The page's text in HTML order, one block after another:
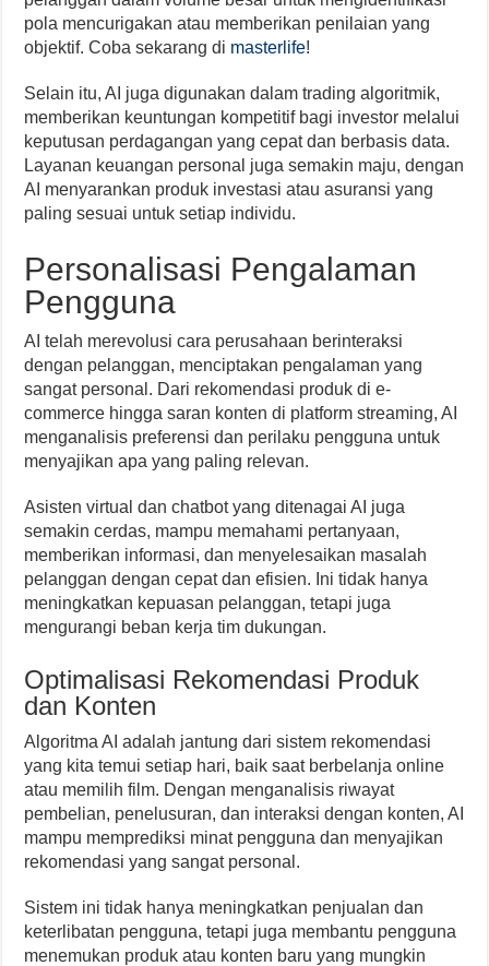
pola mencurigakan atau memberikan penilaian yang
objektif. Coba sekarang di masterlife!
Selain itu, AI juga digunakan dalam trading algoritmik,
memberikan keuntungan kompetitif bagi investor melalui
keputusan perdagangan yang cepat dan berbasis data.
Layanan keuangan personal juga semakin maju, dengan
AI menyarankan produk investasi atau asuransi yang
paling sesuai untuk setiap individu.
Personalisasi Pengalaman
Pengguna
AI telah merevolusi cara perusahaan berinteraksi
dengan pelanggan, menciptakan pengalaman yang
sangat personal. Dari rekomendasi produk di e-
commerce hingga saran konten di platform streaming, AI
menganalisis preferensi dan perilaku pengguna untuk
menyajikan apa yang paling relevan.
Asisten virtual dan chatbot yang ditenagai AI juga
semakin cerdas, mampu memahami pertanyaan,
memberikan informasi, dan menyelesaikan masalah
pelanggan dengan cepat dan efisien. Ini tidak hanya
meningkatkan kepuasan pelanggan, tetapi juga
mengurangi beban kerja tim dukungan.
Optimalisasi Rekomendasi Produk
dan Konten
Algoritma AI adalah jantung dari sistem rekomendasi
yang kita temui setiap hari, baik saat berbelanja online
atau memilih film. Dengan menganalisis riwayat
pembelian, penelusuran, dan interaksi dengan konten, AI
mampu memprediksi minat pengguna dan menyajikan
rekomendasi yang sangat personal.
Sistem ini tidak hanya meningkatkan penjualan dan
keterlibatan pengguna, tetapi juga membantu pengguna
menemukan produk atau konten baru yang mungkin